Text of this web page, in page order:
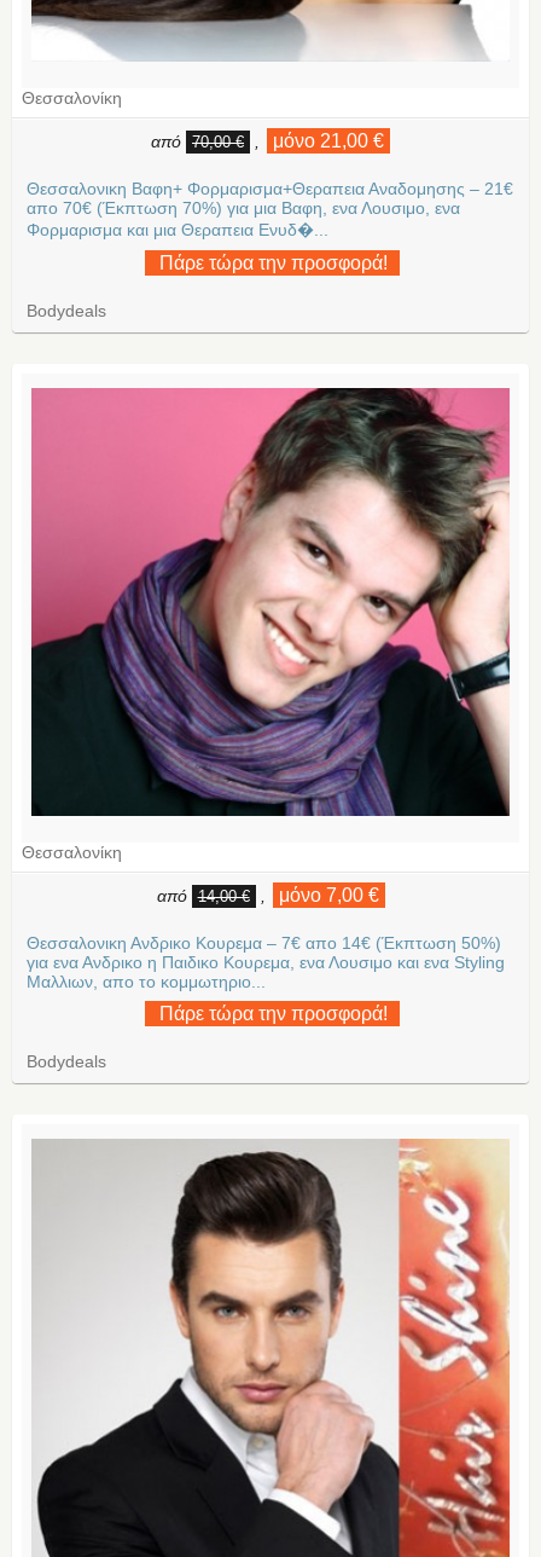
Θεσσαλονίκη
από 70,00 € μόνο 21,00 €
Θεσσαλονικη Βαφη+ Φορμαρισμα+Θεραπεια Αναδομησης – 21€
απο 70€ (Έκπτωση 70%) για μια Βαφη, ενα Λουσιμο, ενα
Φορμαρισμα και μια Θεραπεια Ενυδ�...
Πάρε τώρα την προσφορά!
Bodydeals
Θεσσαλονίκη
από 14,00 € μόνο 7,00 €
Θεσσαλονικη Ανδρικο Κουρεμα – 7€ απο 14€ (Έκπτωση 50%)
για ενα Ανδρικο η Παιδικο Κουρεμα, ενα Λουσιμο και ενα Styling
Μαλλιων, απο το κομμωτηριο...
Πάρε τώρα την προσφορά!
Bodydeals